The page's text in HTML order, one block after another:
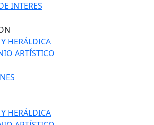
INTERES
HERÁLDICA
ARTÍSTICO
HERÁLDICA